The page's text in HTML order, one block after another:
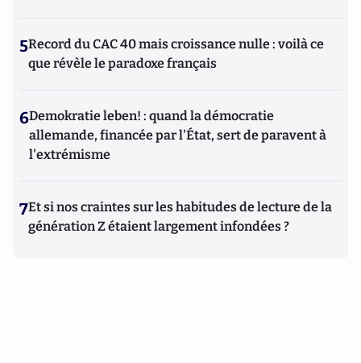
5Record du CAC 40 mais croissance nulle : voilà ce
que révèle le paradoxe français
6Demokratie leben! : quand la démocratie
allemande, financée par l'État, sert de paravent à
l'extrémisme
7Et si nos craintes sur les habitudes de lecture de la
génération Z étaient largement infondées ?